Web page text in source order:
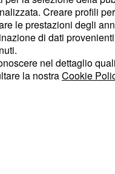
raggiunta. Certo,
tranquilla e che è
nell'ultima gara,
per fare punti. Il
molto bene, ma per
Creare profili
le prestazioni degli
di dati
nel dettaglio
la nostraCookie